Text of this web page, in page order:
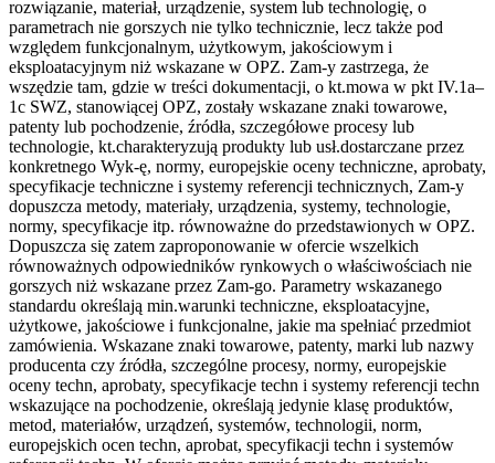
rozwiązanie, materiał, urządzenie, system lub technologię, o
parametrach nie gorszych nie tylko technicznie, lecz także pod
względem funkcjonalnym, użytkowym, jakościowym i
eksploatacyjnym niż wskazane w OPZ. Zam-y zastrzega, że
wszędzie tam, gdzie w treści dokumentacji, o kt.mowa w pkt IV.1a–
1c SWZ, stanowiącej OPZ, zostały wskazane znaki towarowe,
patenty lub pochodzenie, źródła, szczegółowe procesy lub
technologie, kt.charakteryzują produkty lub usł.dostarczane przez
konkretnego Wyk-ę, normy, europejskie oceny techniczne, aprobaty,
specyfikacje techniczne i systemy referencji technicznych, Zam-y
dopuszcza metody, materiały, urządzenia, systemy, technologie,
normy, specyfikacje itp. równoważne do przedstawionych w OPZ.
Dopuszcza się zatem zaproponowanie w ofercie wszelkich
równoważnych odpowiedników rynkowych o właściwościach nie
gorszych niż wskazane przez Zam-go. Parametry wskazanego
standardu określają min.warunki techniczne, eksploatacyjne,
użytkowe, jakościowe i funkcjonalne, jakie ma spełniać przedmiot
zamówienia. Wskazane znaki towarowe, patenty, marki lub nazwy
producenta czy źródła, szczególne procesy, normy, europejskie
oceny techn, aprobaty, specyfikacje techn i systemy referencji techn
wskazujące na pochodzenie, określają jedynie klasę produktów,
metod, materiałów, urządzeń, systemów, technologii, norm,
europejskich ocen techn, aprobat, specyfikacji techn i systemów